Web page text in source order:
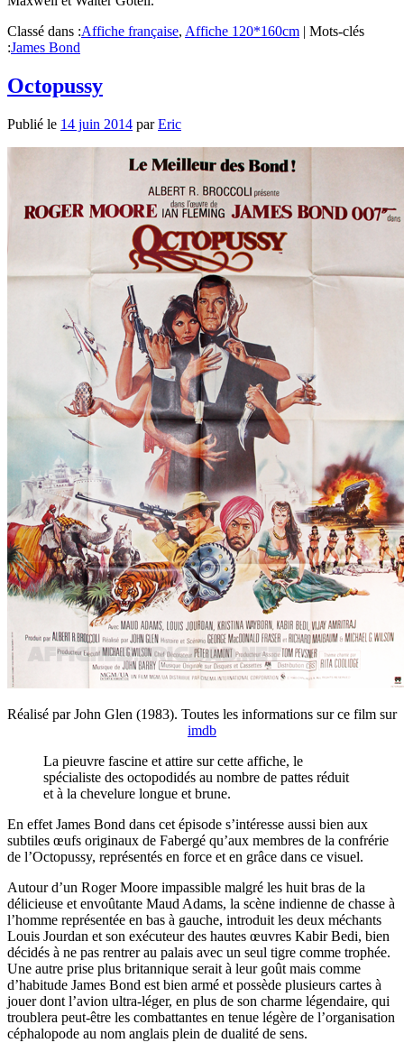
Classé dans :Affiche française, Affiche 120*160cm | Mots-clés
:James Bond
Octopussy
Publié le 14 juin 2014 parEric
Réalisé par John Glen (1983). Toutes les informations sur ce film sur
imdb
La pieuvre fascine et attire sur cette affiche, le
spécialiste des octopodidés au nombre de pattes réduit
et à la chevelure longue et brune.
En effet James Bond dans cet épisode s’intéresse aussi bien aux
subtiles œufs originaux de Fabergé qu’aux membres de la confrérie
de l’Octopussy, représentés en force et en grâce dans ce visuel.
Autour d’un Roger Moore impassible malgré les huit bras de la
délicieuse et envoûtante Maud Adams, la scène indienne de chasse à
l’homme représentée en bas à gauche, introduit les deux méchants
Louis Jourdan et son exécuteur des hautes œuvres Kabir Bedi, bien
décidés à ne pas rentrer au palais avec un seul tigre comme trophée.
Une autre prise plus britannique serait à leur goût mais comme
d’habitude James Bond est bien armé et possède plusieurs cartes à
jouer dont l’avion ultra-léger, en plus de son charme légendaire, qui
troublera peut-être les combattantes en tenue légère de l’organisation
céphalopode au nom anglais plein de dualité de sens.